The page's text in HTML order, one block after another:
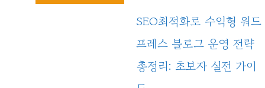
SEO최적화로 수익형 워드
프레스 블로그 운영 전략
총정리: 초보자 실전 가이